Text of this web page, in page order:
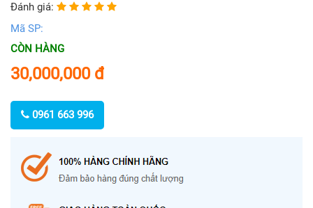
Đánh giá:
Mã SP:
CÒN HÀNG
30,000,000 đ
0961 663 996